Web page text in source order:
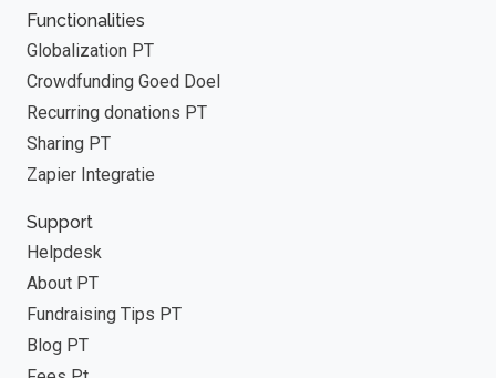
Functionalities
Globalization PT
Crowdfunding Goed Doel
Recurring donations PT
Sharing PT
Zapier Integratie
Support
Helpdesk
About PT
Fundraising Tips PT
Blog PT